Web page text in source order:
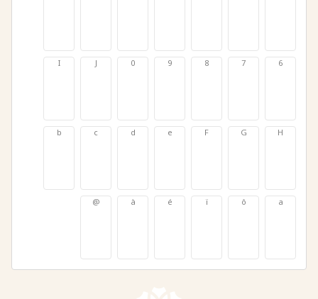
6
7
8
9
0
J
I
H
G
F
e
d
c
b
a
ô
ï
é
à
@